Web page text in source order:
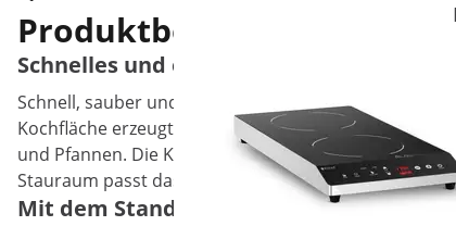
Produktbeschreibung
Schnelles und einfaches Kochen mit
Schnell, sauber und sicher kochen: Mit dem
Kochfläche erzeugt eine stromdurchfließende Spule
und Pfannen. Die Kochfläche selbst bleibt kühl.
Stauraum passt das Gerät perfekt in Gastro-Küchen
Mit dem Standherd Induktion bis zu 50